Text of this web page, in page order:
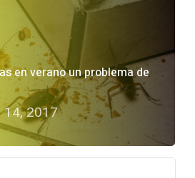
en verano un problema de
2017